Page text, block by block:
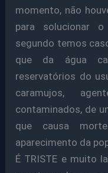
momento, não
para solucionar
segundo temos
que da água
reservatórios do
caramujos,
contaminados, de
que causa
aparecimento da
É TRISTE e muito